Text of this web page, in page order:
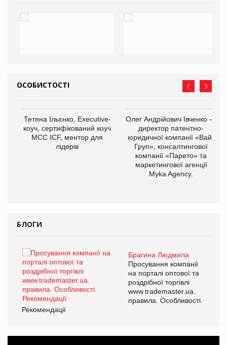
ОСОБИСТОСТІ
Тетяна Ільєнко, Executive-
коуч, сертифікований коуч
МСС ICF, ментор для
лідерів
Олег Андрійович Івченко —
директор патентно-
юридичної компанії «Вайз
Груп», консалтингової
компанії «Парето» та
маркетингової агенції
Myka Agency.
БЛОГИ
Брагина Людмила
Просування компанії
на порталі оптової та
роздрібної торгівлі
www.trademaster.ua.
правила. Особливості.
Рекомендації